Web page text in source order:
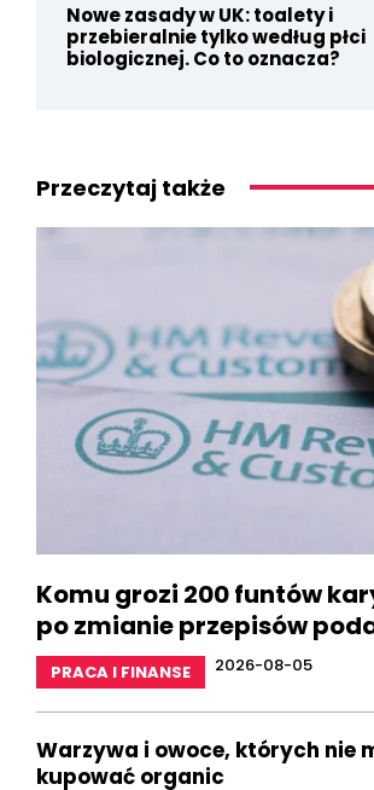
Nowe zasady w UK: toalety i
przebieralnie tylko według płci
biologicznej. Co to oznacza?
Przeczytaj także
Komu grozi 200 funtów
po zmianie przepisów
PRACA I FINANSE 2026-08-05
Warzywa i owoce, których nie
kupować organic